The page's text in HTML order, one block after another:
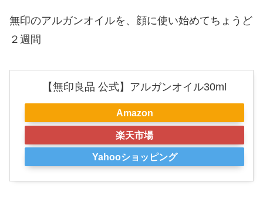
無印のアルガンオイルを、顔に使い始めてちょうど
２週間
【無印良品 公式】アルガンオイル30ml
Amazon
楽天市場
Yahooショッピング